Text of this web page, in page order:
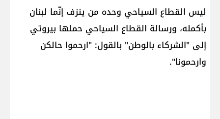
ليس القطاع السياحي وحده من ينزف إنّما لبنان
بأكمله، ورسالة القطاع السياحي حملها بيروتي
إلى "الشركاء بالوطن" بالقول: "ارحموا حالكن
وارحمونا".